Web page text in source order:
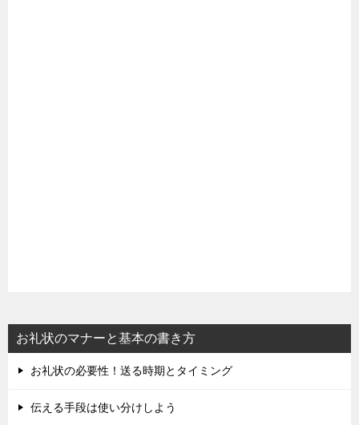
お礼状のマナーと基本の書き方
お礼状の必要性！送る時期とタイミング
伝える手段は使い分けしよう